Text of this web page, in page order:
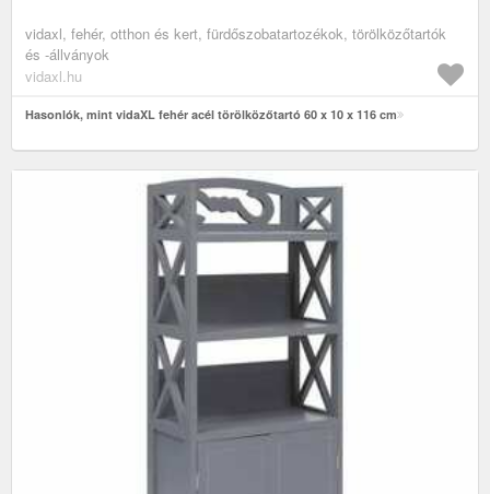
vidaxl, fehér, otthon és kert, fürdőszobatartozékok, törölközőtartók
és -állványok
vidaxl.hu
Hasonlók, mint vidaXL fehér acél törölközőtartó 60 x 10 x 116 cm